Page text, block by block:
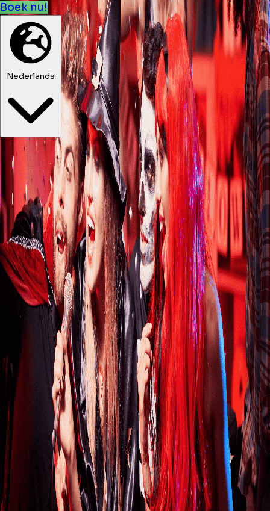
Boek nu!
Nederlands